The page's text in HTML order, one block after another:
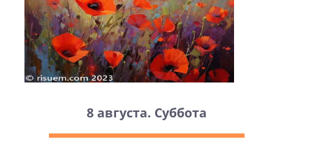
8 августа. Суббота